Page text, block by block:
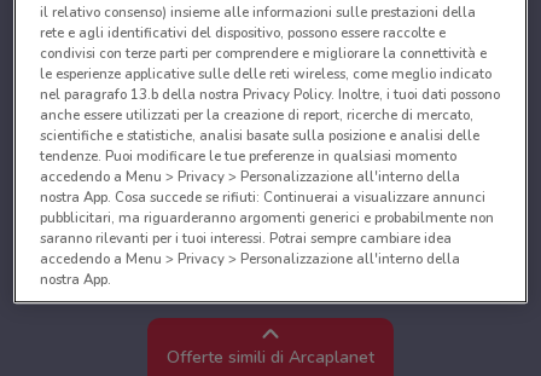
Offerte simili di Arcaplanet
il relativo consenso) insieme alle informazioni sulle prestazioni della
rete e agli identificativi del dispositivo, possono essere raccolte e
condivisi con terze parti per comprendere e migliorare la connettività e
le esperienze applicative sulle delle reti wireless, come meglio indicato
nel paragrafo 13.b della nostra Privacy Policy. Inoltre, i tuoi dati possono
anche essere utilizzati per la creazione di report, ricerche di mercato,
scientifiche e statistiche, analisi basate sulla posizione e analisi delle
tendenze. Puoi modificare le tue preferenze in qualsiasi momento
accedendo a Menu > Privacy > Personalizzazione all'interno della
nostra App. Cosa succede se rifiuti: Continuerai a visualizzare annunci
pubblicitari, ma riguarderanno argomenti generici e probabilmente non
saranno rilevanti per i tuoi interessi. Potrai sempre cambiare idea
accedendo a Menu > Privacy > Personalizzazione all'interno della
nostra App.
Noi e i nostri partner trattiamo i dati per fornire:
Utilizzare dati di geolocalizzazione precisi. Scansione attiva delle
caratteristiche del dispositivo ai fini dell’identificazione. Archiviare